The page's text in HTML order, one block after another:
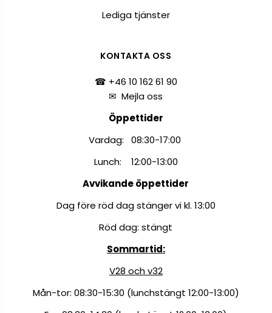
Lediga tjänster
KONTAKTA OSS
☎ +46 10 162 61 90
✉Mejla oss
Öppettider
Vardag: 08:30-17:00
Lunch: 12:00-13:00
Avvikande öppettider
Dag före röd dag stänger vi kl. 13:00
Röd dag: stängt
Sommartid:
V28 och v32
Mån-tor: 08:30-15:30 (lunchstängt 12:00-13:00)